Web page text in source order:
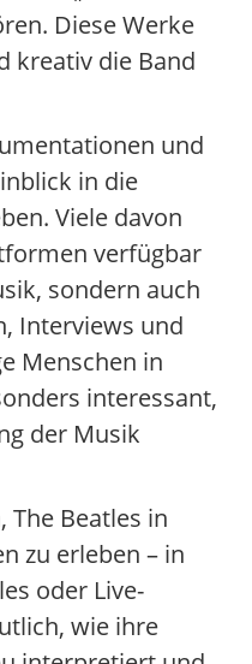
Diese Werke
kreativ die Band
und
in die
Viele davon
verfügbar
sondern auch
Interviews und
Menschen in
interessant,
der Musik
The Beatles in
zu erleben – in
oder Live-
wie ihre